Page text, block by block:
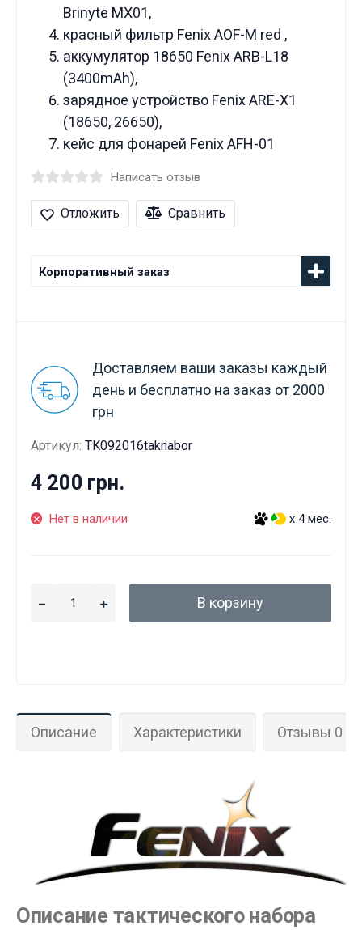
Brinyte MX01,
красный фильтр Fenix AOF-M red ,
аккумулятор 18650 Fenix ARB-L18
(3400mAh),
зарядное устройство Fenix ARE-X1
(18650, 26650),
кейс для фонарей Fenix AFH-01
Написать отзыв
Отложить Сравнить
Корпоративный заказ
Доставляем ваши заказы каждый
день и бесплатно на заказ от 2000
грн
Артикул: TK092016taknabor
4 200 грн.
Нет в наличии x 4 мес.
В корзину
Описание Характеристики Отзывы 0
Описание тактического набора
Данные товары продаются лицам,
ДА НЕТ